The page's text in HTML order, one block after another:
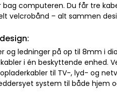
bag computeren. Du får tre
velcrobånd – alt sammen
og ledninger på op til 8mm i
i én beskyttende enhed.
til TV-, lyd- og
system til både hjem